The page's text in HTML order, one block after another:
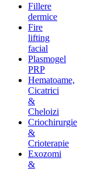
Fillere
dermice
Fire
lifting
facial
Plasmogel
PRP
Hematoame,
Cicatrici
&
Cheloizi
Criochirurgie
&
Crioterapie
Exozomi
&